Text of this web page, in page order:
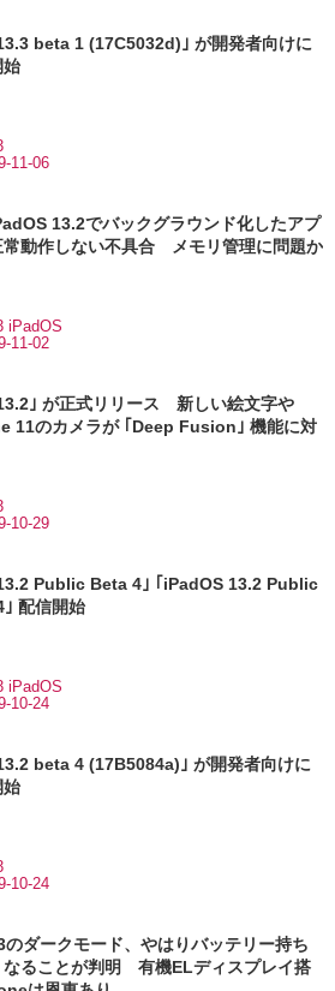
13.3 beta 1 (17C5032d)｣ が開発者向けに
始
11-06
13.2でバックグラウンド化したアプ
常動作しない不具合 メモリ管理に問題か
11-02
iPadOS
13.2｣ が正式リリース 新しい絵文字や
11のカメラが ｢Deep Fusion｣ 機能に対
10-29
13.2 Public Beta 4｣ ｢iPadOS 13.2 Public
配信開始
10-24
iPadOS
13.2 beta 4 (17B5084a)｣ が開発者向けに
始
10-24
のダークモード、やはりバッテリー持ち
なることが判明 有機ELディスプレイ搭